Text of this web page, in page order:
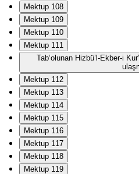
Mektup 108
Mektup 109
Mektup 110
Mektup 111
Tab‘olunan Hizbü’l-Ekber-i
Mektup 112
Mektup 113
Mektup 114
Mektup 115
Mektup 116
Mektup 117
Mektup 118
Mektup 119